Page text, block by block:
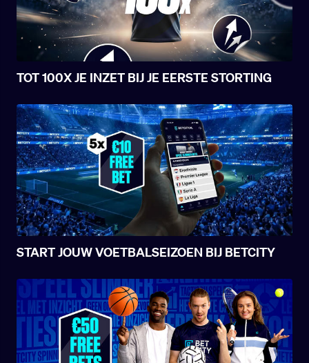
TOT 100X JE INZET BIJ JE EERSTE STORTING
START JOUW VOETBALSEIZOEN BIJ BETCITY